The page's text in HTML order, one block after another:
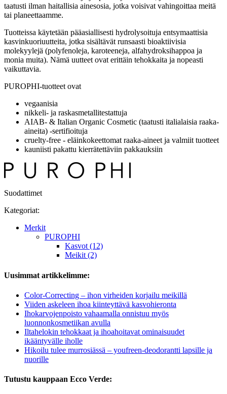
taatusti ilman haitallisia ainesosia, jotka voisivat vahingoittaa meitä
tai planeettaamme.
Tuotteissa käytetään pääasiallisesti hydrolysoituja entsymaattisia
kasvinkuoriuutteita, jotka sisältävät runsaasti bioaktiivisia
molekyylejä (polyfenoleja, karoteeneja, alfahydroksihappoa ja
monia muita). Nämä uutteet ovat erittäin tehokkaita ja nopeasti
vaikuttavia.
PUROPHI-tuotteet ovat
vegaanisia
nikkeli- ja raskasmetallitestattuja
AIAB- & Italian Organic Cosmetic (taatusti italialaisia raaka-
aineita) -sertifioituja
cruelty-free - eläinkokeettomat raaka-aineet ja valmiit tuotteet
kauniisti pakattu kierrätettäviin pakkauksiin
Suodattimet
Kategoriat:
Merkit
PUROPHI
Kasvot (12)
Meikit (2)
Uusimmat artikkelimme:
Color-Correcting – ihon virheiden korjailu meikillä
Viiden askeleen ihoa kiinteyttävä kasvohieronta
Ihokarvojenpoisto vahaamalla onnistuu myös
luonnonkosmetiikan avulla
Iltahelokin tehokkaat ja ihoahoitavat ominaisuudet
ikääntyvälle iholle
Hikoilu tulee murrosiässä – youfreen-deodorantti lapsille ja
nuorille
Tutustu kauppaan Ecco Verde: